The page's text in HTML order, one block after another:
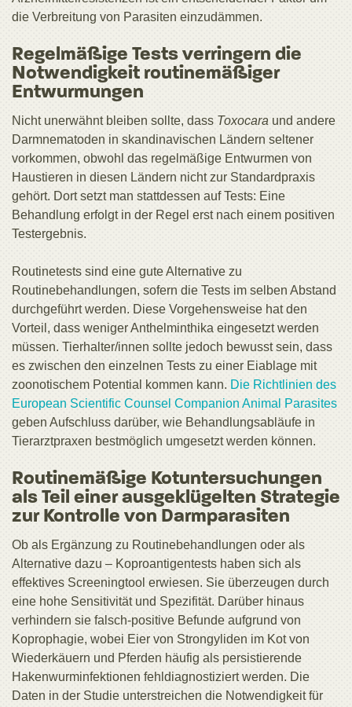
die Verbreitung von Parasiten einzudämmen.
Regelmäßige Tests verringern die
Notwendigkeit routinemäßiger
Entwurmungen
Nicht unerwähnt bleiben sollte, dass Toxocara und andere
Darmnematoden in skandinavischen Ländern seltener
vorkommen, obwohl das regelmäßige Entwurmen von
Haustieren in diesen Ländern nicht zur Standardpraxis
gehört. Dort setzt man stattdessen auf Tests: Eine
Behandlung erfolgt in der Regel erst nach einem positiven
Testergebnis.
Routinetests sind eine gute Alternative zu
Routinebehandlungen, sofern die Tests im selben Abstand
durchgeführt werden. Diese Vorgehensweise hat den
Vorteil, dass weniger Anthelminthika eingesetzt werden
müssen. Tierhalter/innen sollte jedoch bewusst sein, dass
es zwischen den einzelnen Tests zu einer Eiablage mit
zoonotischem Potential kommen kann. Die Richtlinien des
European Scientific Counsel Companion Animal Parasites
geben Aufschluss darüber, wie Behandlungsabläufe in
Tierarztpraxen bestmöglich umgesetzt werden können.
Routinemäßige Kotuntersuchungen
als Teil einer ausgeklügelten Strategie
zur Kontrolle von Darmparasiten
Ob als Ergänzung zu Routinebehandlungen oder als
Alternative dazu – Koproantigentests haben sich als
effektives Screeningtool erwiesen. Sie überzeugen durch
eine hohe Sensitivität und Spezifität. Darüber hinaus
verhindern sie falsch-positive Befunde aufgrund von
Koprophagie, wobei Eier von Strongyliden im Kot von
Wiederkäuern und Pferden häufig als persistierende
Hakenwurminfektionen fehldiagnostiziert werden. Die
Daten in der Studie unterstreichen die Notwendigkeit für